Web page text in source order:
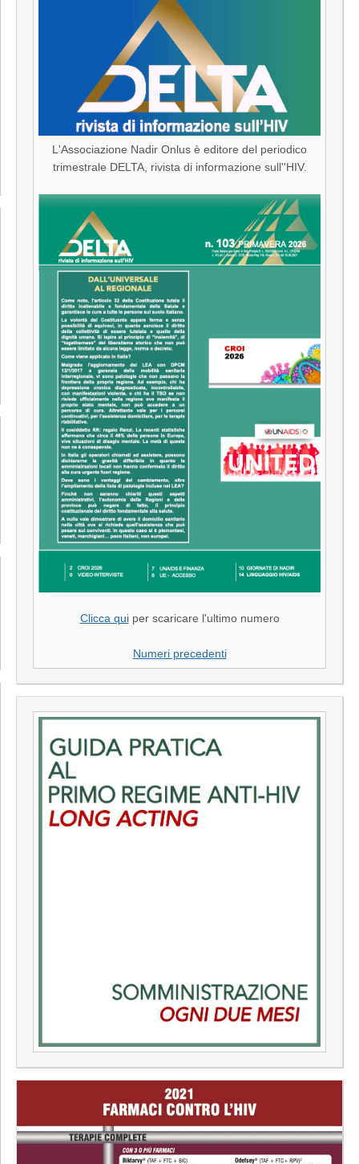
L'Associazione Nadir Onlus è editore del periodico
trimestrale DELTA, rivista di informazione sull''HIV.
Clicca quiper scaricare l'ultimo numero
Numeri precedenti